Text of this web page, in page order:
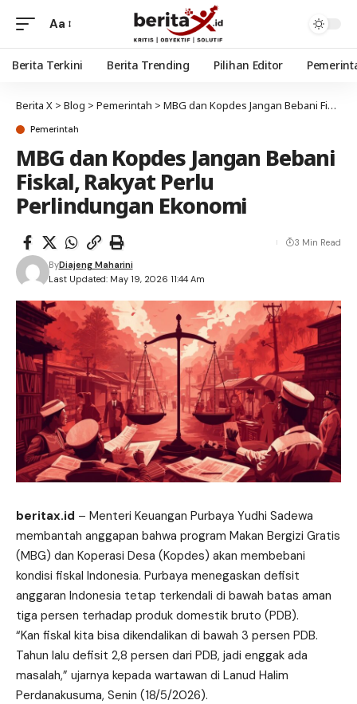
Aa
Berita Terkini Berita Trending Pilihan Editor
Berita X > Blog > Pemerintah > MBG dan Kopdes Jangan Bebani Fiskal, Rakyat Perlu Perlindungan Ekonomi
Pemerintah
MBG dan Kopdes Jangan Bebani
Fiskal, Rakyat Perlu
Perlindungan Ekonomi
Last Updated: May 19, 2026 11:44 Am
ByDiajeng Maharini
3 Min Read
beritax.id – Menteri Keuangan Purbaya Yudhi Sadewa
membantah anggapan bahwa program Makan Bergizi Gratis
(MBG) dan Koperasi Desa (Kopdes) akan membebani
kondisi fiskal Indonesia. Purbaya menegaskan defisit
anggaran Indonesia tetap terkendali di bawah batas aman
tiga persen terhadap produk domestik bruto (PDB).
“Kan fiskal kita bisa dikendalikan di bawah 3 persen PDB.
Tahun lalu defisit 2,8 persen dari PDB, jadi enggak ada
masalah,” ujarnya kepada wartawan di Lanud Halim
Perdanakusuma, Senin (18/5/2026).